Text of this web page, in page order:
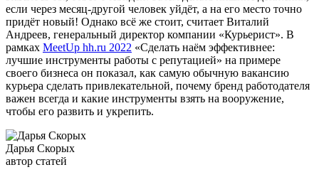
если через месяц-другой человек уйдёт, а на его место точно
придёт новый! Однако всё же стоит, считает Виталий
Андреев, генеральный директор компании «Курьерист». В
рамках MeetUp hh.ru 2022 «Сделать наём эффективнее:
лучшие инструменты работы с репутацией» на примере
своего бизнеса он показал, как самую обычную вакансию
курьера сделать привлекательной, почему бренд работодателя
важен всегда и какие инструменты взять на вооружение,
чтобы его развить и укрепить.
Дарья Скорых
автор статей